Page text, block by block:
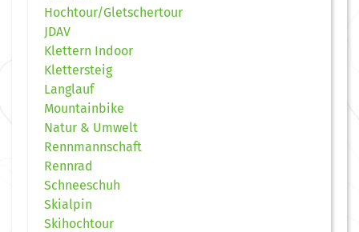
Hochtour/Gletschertour
JDAV
Klettern Indoor
Klettersteig
Langlauf
Mountainbike
Natur & Umwelt
Rennmannschaft
Rennrad
Schneeschuh
Skialpin
Skihochtour